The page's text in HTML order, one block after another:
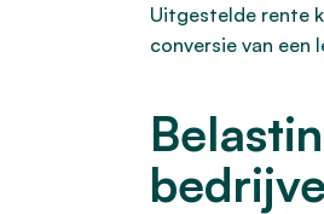
Uitgestelde rente
conversie van een